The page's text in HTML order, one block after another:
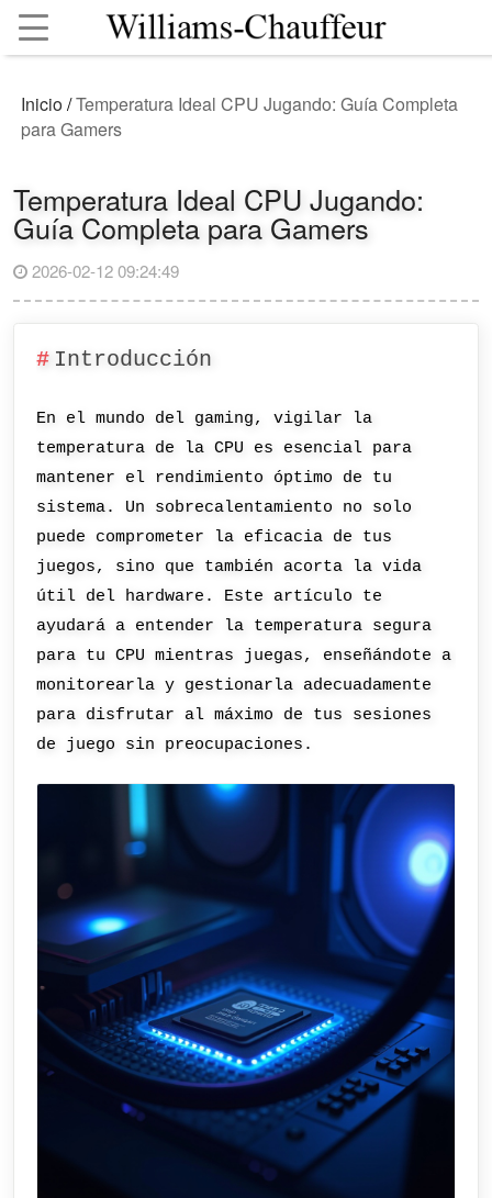
Inicio/Temperatura Ideal CPU Jugando: Guía Completa
para Gamers
Temperatura Ideal CPU Jugando:
Guía Completa para Gamers
2026-02-12 09:24:49
Introducción
En el mundo del gaming, vigilar la
temperatura de la CPU es esencial para
mantener el rendimiento óptimo de tu
sistema. Un sobrecalentamiento no solo
puede comprometer la eficacia de tus
juegos, sino que también acorta la vida
útil del hardware. Este artículo te
ayudará a entender la temperatura segura
para tu CPU mientras juegas, enseñándote a
monitorearla y gestionarla adecuadamente
para disfrutar al máximo de tus sesiones
de juego sin preocupaciones.